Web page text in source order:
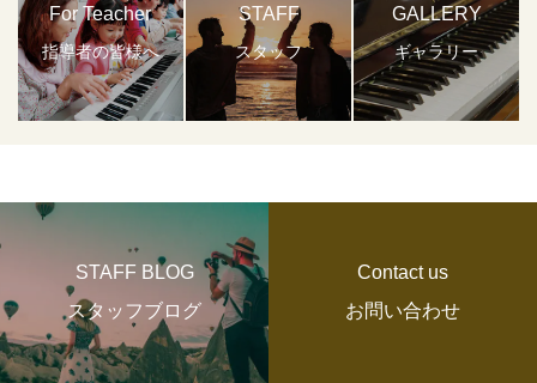
For Teacher
指導者の皆様へ
STAFF
スタッフ
GALLERY
ギャラリー
STAFF BLOG
スタッフブログ
Contact us
お問い合わせ